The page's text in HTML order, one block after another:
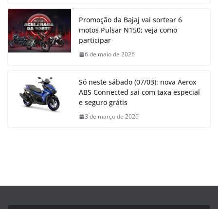
Promoção da Bajaj vai sortear 6
motos Pulsar N150; veja como
participar
6 de maio de 2026
Só neste sábado (07/03): nova Aerox
ABS Connected sai com taxa especial
e seguro grátis
3 de março de 2026